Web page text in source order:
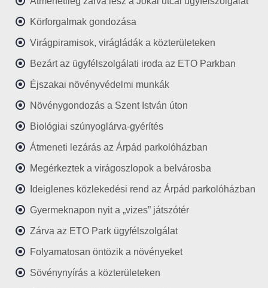
Körforgalmak gondozása
Virágpiramisok, virágládák a közterületeken
Bezárt az ügyfélszolgálati iroda az ETO Parkban
Éjszakai növényvédelmi munkák
Növénygondozás a Szent István úton
Biológiai szúnyoglárva-gyérítés
Átmeneti lezárás az Árpád parkolóházban
Megérkeztek a virágoszlopok a belvárosba
Ideiglenes közlekedési rend az Árpád parkolóházban
Gyermeknapon nyit a „vizes” játszótér
Zárva az ETO Park ügyfélszolgálat
Folyamatosan öntözik a növényeket
Sövénynyírás a közterületeken